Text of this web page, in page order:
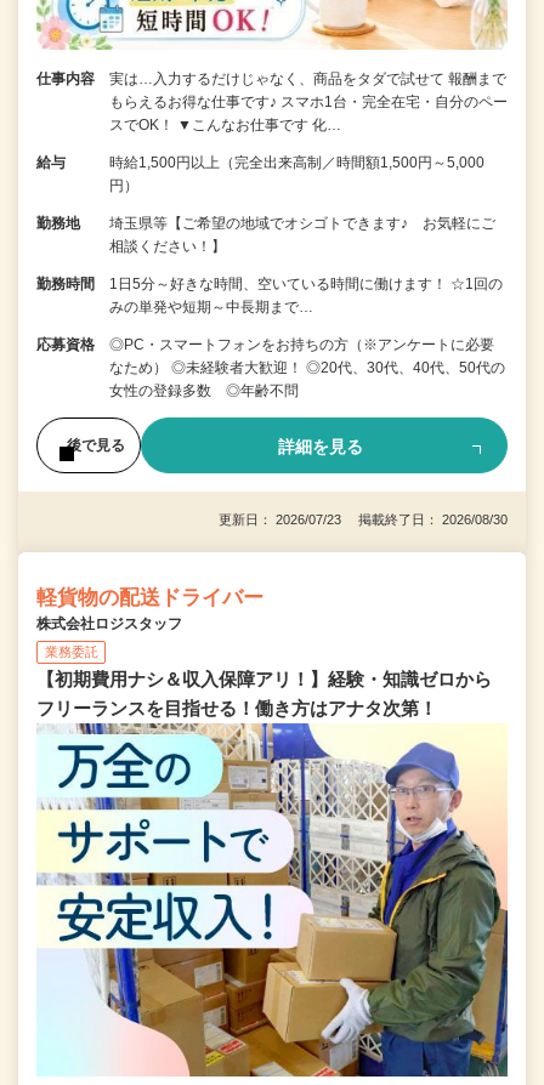
仕事内容
実は…入力するだけじゃなく、商品をタダで試せて 報酬まで
もらえるお得な仕事です♪ スマホ1台・完全在宅・自分のペー
スでOK！ ▼こんなお仕事です 化…
給与
時給1,500円以上（完全出来高制／時間額1,500円～5,000
円）
勤務地
埼玉県等【ご希望の地域でオシゴトできます♪ お気軽にご
相談ください！】
勤務時間
1日5分～好きな時間、空いている時間に働けます！ ☆1回の
みの単発や短期～中長期まで…
応募資格
◎PC・スマートフォンをお持ちの方（※アンケートに必要
なため） ◎未経験者大歓迎！ ◎20代、30代、40代、50代の
女性の登録多数 ◎年齢不問
後で見る 詳細を見る
更新日： 2026/07/23 掲載終了日： 2026/08/30
軽貨物の配送ドライバー
株式会社ロジスタッフ
業務委託
【初期費用ナシ＆収入保障アリ！】経験・知識ゼロから
フリーランスを目指せる！働き方はアナタ次第！